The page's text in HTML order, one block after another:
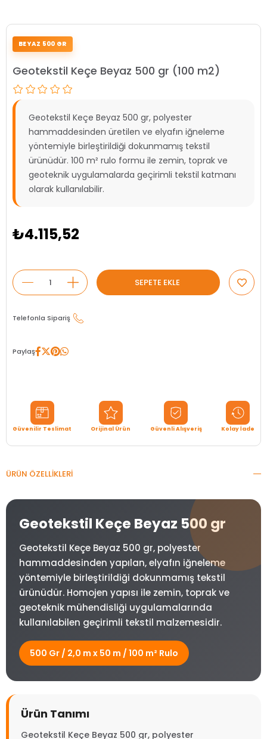
BEYAZ 500 GR
Geotekstil Keçe Beyaz 500 gr (100 m2)
Geotekstil Keçe Beyaz 500 gr, polyester
hammaddesinden üretilen ve elyafın iğneleme
yöntemiyle birleştirildiği dokunmamış tekstil
ürünüdür. 100 m² rulo formu ile zemin, toprak ve
geoteknik uygulamalarda geçirimli tekstil katmanı
olarak kullanılabilir.
₺4.115,52
Telefonla Sipariş
Paylaş
Güvenilir Teslimat Orijinal Ürün Güvenli Alışveriş Kolay İade
ÜRÜN ÖZELLIKLERI
Geotekstil Keçe Beyaz 500 gr
Geotekstil Keçe Beyaz 500 gr, polyester
hammaddesinden yapılan, elyafın iğneleme
yöntemiyle birleştirildiği dokunmamış tekstil
ürünüdür. Homojen yapısı ile zemin, toprak ve
geoteknik mühendisliği uygulamalarında
kullanılabilen geçirimli tekstil malzemesidir.
500 Gr / 2,0 m x 50 m / 100 m² Rulo
Ürün Tanımı
Geotekstil Keçe Beyaz 500 gr, polyester